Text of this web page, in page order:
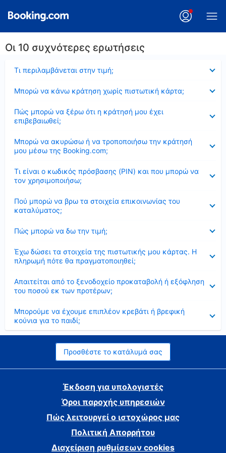
Οι 10 συχνότερες ερωτήσεις
Τι περιλαμβάνεται στην τιμή;
Μπορώ να κάνω κράτηση χωρίς πιστωτική κάρτα;
Πώς μπορώ να ξέρω ότι η κράτησή μου έχει
επιβεβαιωθεί;
Μπορώ να ακυρώσω ή να τροποποιήσω την κράτησή
μου μέσω της Booking.com;
Τι είναι ο κωδικός πρόσβασης (PIN) και που μπορώ να
τον χρησιμοποιήσω;
Πού μπορώ να βρω τα στοιχεία επικοινωνίας του
καταλύματος;
Πώς μπορώ να δω την τιμή;
Έχω δώσει τα στοιχεία της πιστωτικής μου κάρτας. Η
πληρωμή πότε θα πραγματοποιηθεί;
Απαιτείται από το ξενοδοχείο προκαταβολή ή εξόφληση
του ποσού εκ των προτέρων;
Μπορούμε να έχουμε επιπλέον κρεβάτι ή βρεφική
κούνια για το παιδί;
Προσθέστε το κατάλυμά σας
Έκδοση για υπολογιστές
Όροι παροχής υπηρεσιών
Πώς λειτουργεί ο ιστοχώρος μας
Πολιτική Απορρήτου
Διαχείριση ρυθμίσεων cookies